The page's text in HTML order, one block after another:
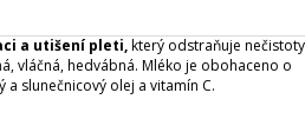
a utišení pleti,který odstraňuje nečistoty
vláčná, hedvábná. Mléko je obohaceno o
a slunečnicový olej a vitamín C.